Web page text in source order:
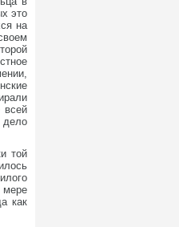
это
на
всей
дело
той
мере
как